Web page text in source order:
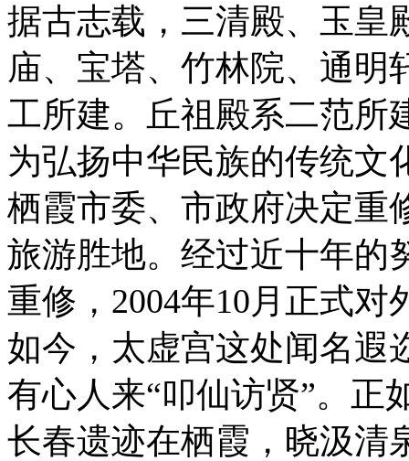
据古志载，三清殿、玉皇
庙、宝塔、竹林院、通明
工所建。丘祖殿系二范所
为弘扬中华民族的传统文
栖霞市委、市政府决定重
旅游胜地。经过近十年的
重修，2004年10月正式对
如今，太虚宫这处闻名遐
有心人来“叩仙访贤”。正
长春遗迹在栖霞，晓汲清